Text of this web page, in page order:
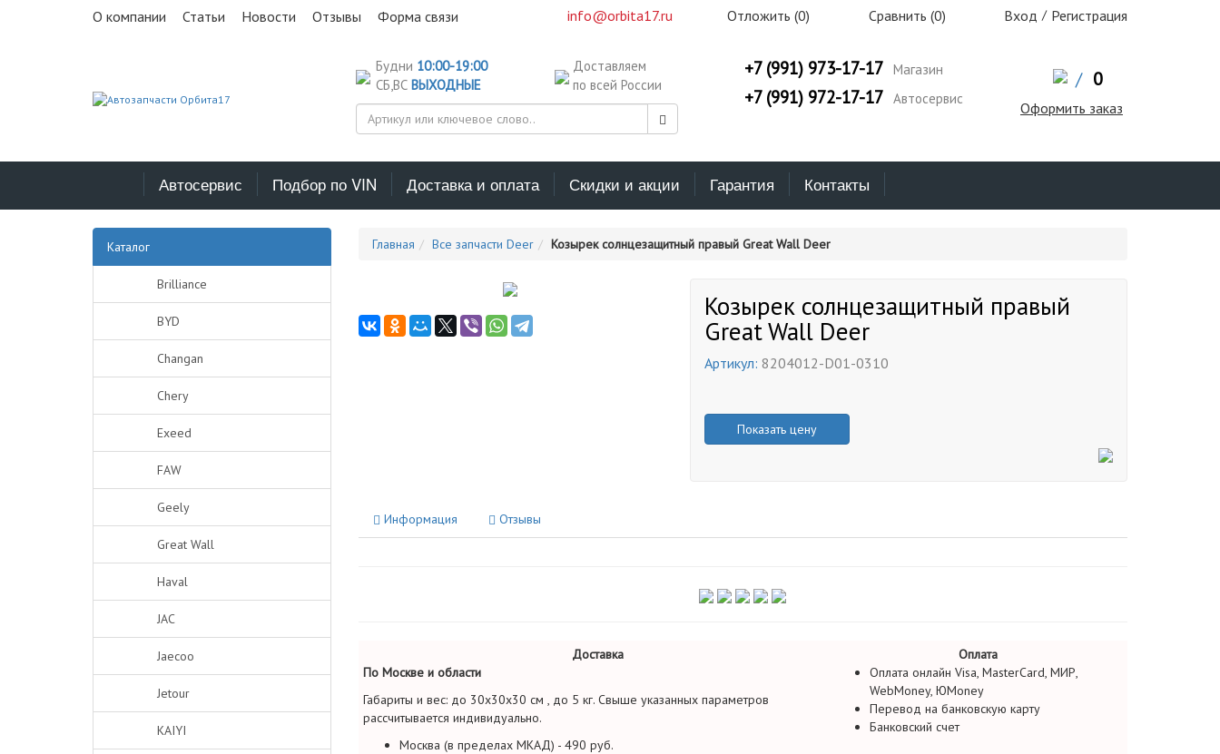
О компании Статьи Новости Отзывы Форма связи info@orbita17.ru Отложить (0) Сравнить (0) Вход / Регистрация
Будни 10:00-19:00
СБ,ВС ВЫХОДНЫЕ
Доставляем
по всей России
+7 (991) 973-17-17 Магазин
+7 (991) 972-17-17 Автосервис
/ 0
Оформить заказ
Автосервис Подбор по VIN Доставка и оплата Скидки и акции Гарантия Контакты
Каталог
Brilliance
BYD
Changan
Chery
Exeed
FAW
Geely
Great Wall
Haval
JAC
Jaecoo
Jetour
KAIYI
Главная Все запчасти Deer Козырек солнцезащитный правый Great Wall Deer
Козырек солнцезащитный правый
Great Wall Deer
Артикул: 8204012-D01-0310
Показать цену
Информация Отзывы
Доставка
Оплата
По Москве и области
Габариты и вес: до 30х30х30 см , до 5 кг. Свыше указанных параметров
рассчитывается индивидуально.
Москва (в пределах МКАД) - 490 руб.
Оплата онлайн Visa, MasterCard, МИР,
WebMoney, ЮMoney
Перевод на банковскую карту
Банковский счет